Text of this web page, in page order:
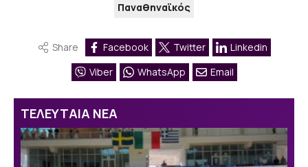
Παναθηναϊκός
Share Facebook Twitter
Linkedin
Viber
WhatsApp Email
ΤΕΛΕΥΤΑΙΑ ΝΕΑ